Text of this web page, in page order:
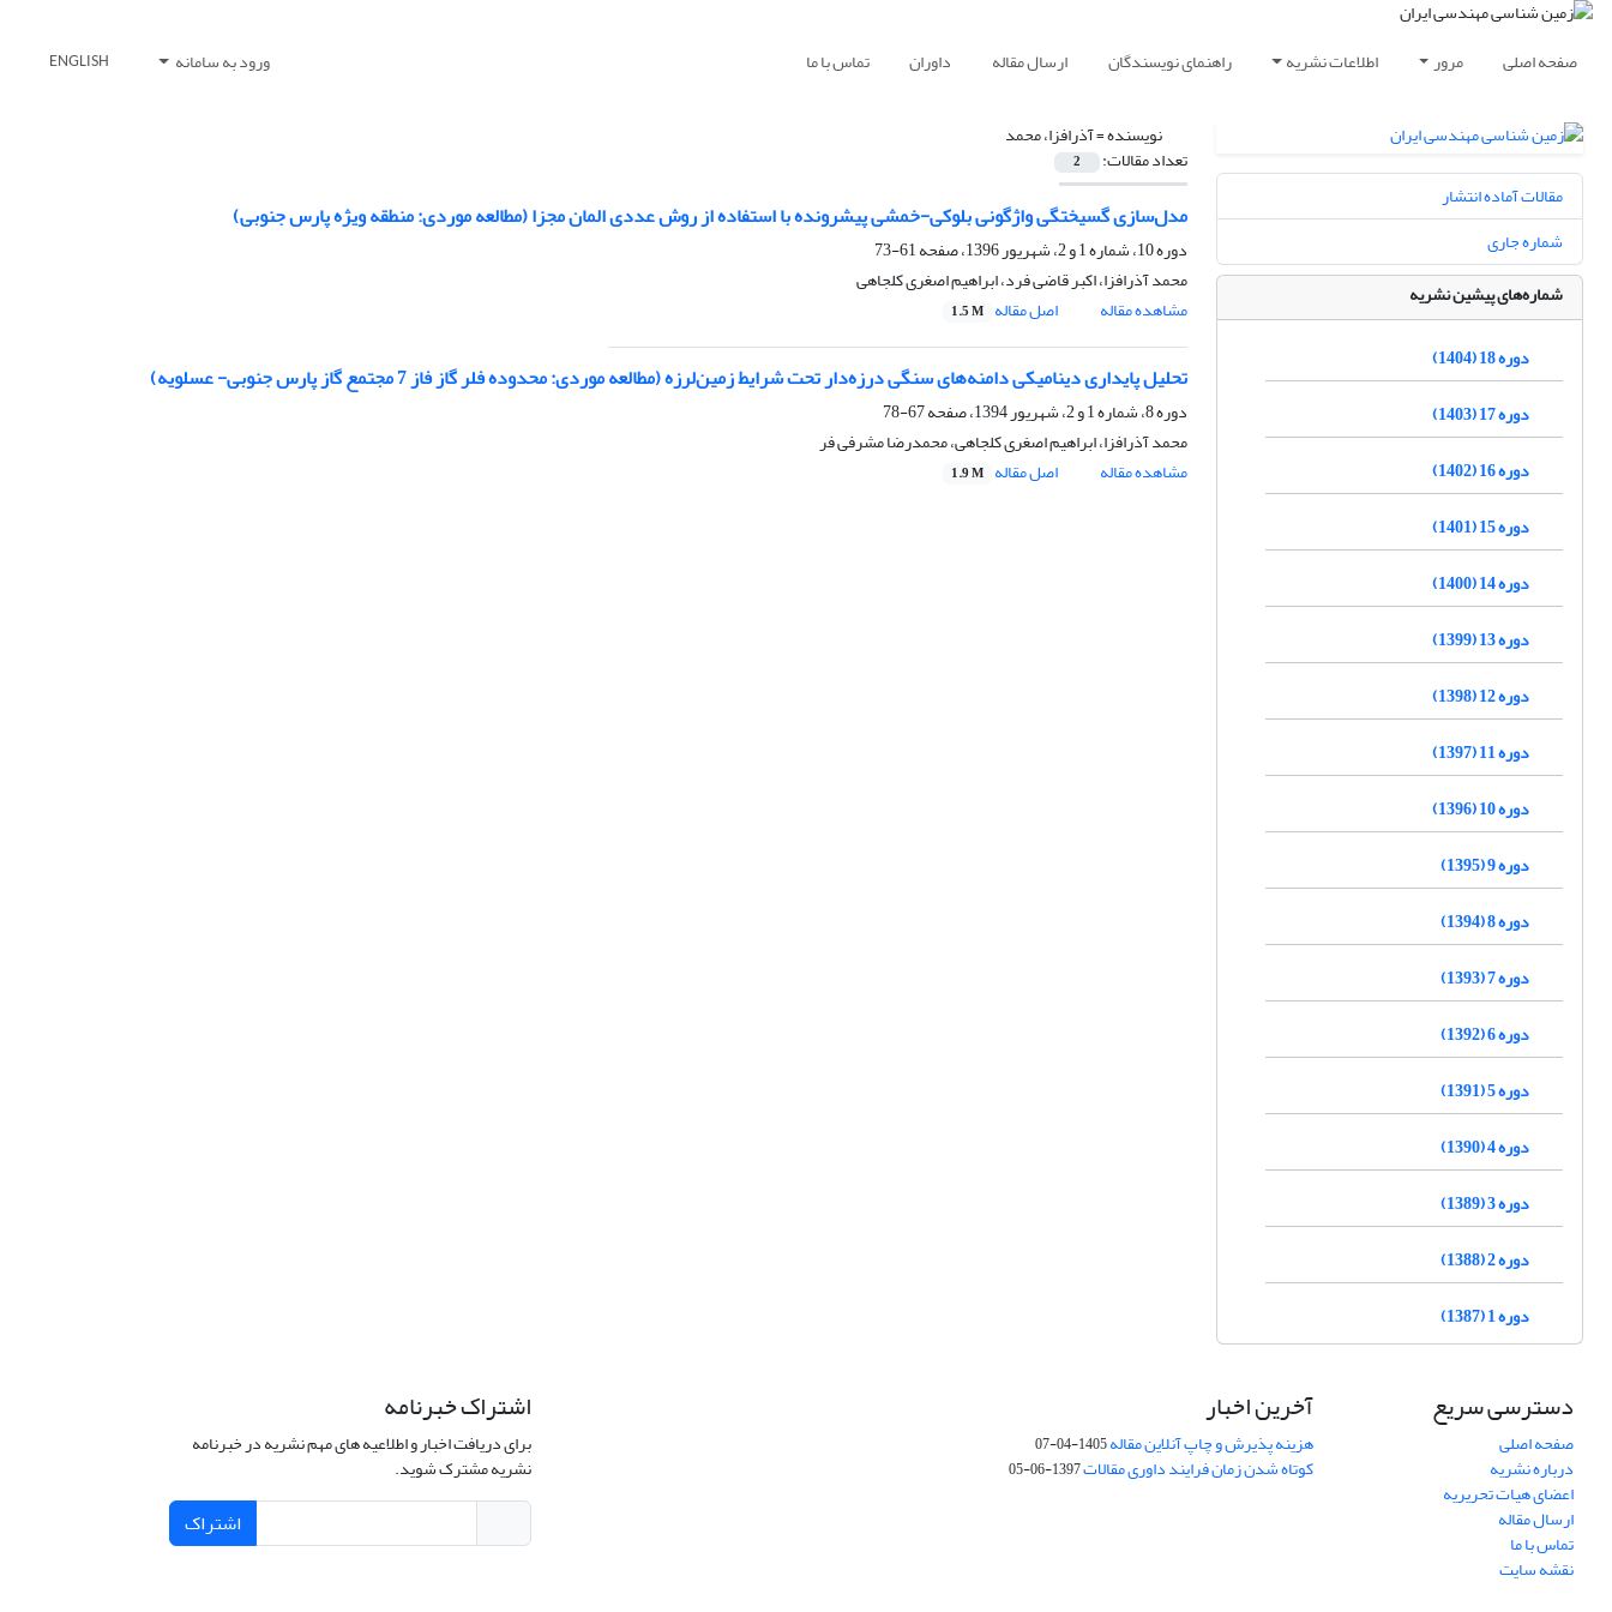
صفحه اصلی مرور اطلاعات نشریه راهنمای نویسندگان ارسال مقاله داوران تماس با ما ورود به سامانه ENGLISH
نویسنده =آذرافزا، محمد
تعداد مقالات: 2
مدل‌سازی گسیختگی واژگونی بلوکی-خمشی پیشرونده با استفاده از روش عددی المان مجزا (مطالعه موردی: منطقه ویژه پارس جنوبی)
دوره 10، شماره 1 و 2، شهریور 1396، صفحه
61-73
محمد آذرافزا، اکبر قاضی فرد، ابراهیم اصغری کلجاهی
مشاهده مقاله
اصل مقاله 1.5 M
تحلیل پایداری دینامیکی دامنه‌های سنگی درزه‌دار تحت شرایط زمین‌لرزه (مطالعه موردی: محدوده فلر گاز فاز 7 مجتمع گاز پارس جنوبی- عسلویه)
دوره 8، شماره 1 و 2، شهریور 1394، صفحه
67-78
محمد آذرافزا، ابراهیم اصغری کلجاهی، محمدرضا مشرفی­ فر
مشاهده مقاله
اصل مقاله 1.9 M
مقالات آماده انتشار
شماره جاری
شماره‌های پیشین نشریه
دوره 18 (1404)
دوره 17 (1403)
دوره 16 (1402)
دوره 15 (1401)
دوره 14 (1400)
دوره 13 (1399)
دوره 12 (1398)
دوره 11 (1397)
دوره 10 (1396)
دوره 9 (1395)
دوره 8 (1394)
دوره 7 (1393)
دوره 6 (1392)
دوره 5 (1391)
دوره 4 (1390)
دوره 3 (1389)
دوره 2 (1388)
دوره 1 (1387)
دسترسی سریع
صفحه اصلی
درباره نشریه
اعضای هیات تحریریه
ارسال مقاله
تماس با ما
نقشه سایت
آخرین اخبار
هزینه پذیرش و چاپ آنلاین مقاله1405-04-07
کوتاه شدن زمان فرایند داوری مقالات1397-06-05
اشتراک خبرنامه
برای دریافت اخبار و اطلاعیه های مهم نشریه در خبرنامه
نشریه مشترک شوید.
اشتراک